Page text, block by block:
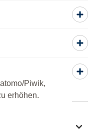
Piwik,
erhöhen.